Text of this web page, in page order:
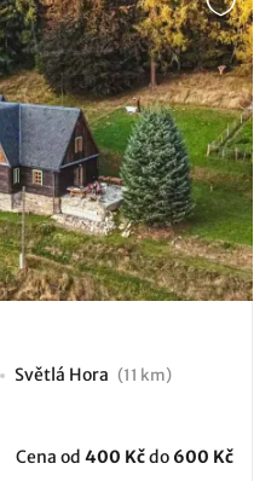
Světlá Hora (11 km)
Cena od 400 Kčdo 600 Kč